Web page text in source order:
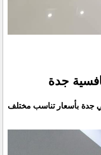
جدة
جدة بأسعار تناسب مختلف